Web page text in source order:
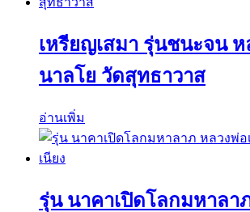
เหรียญเสมา รุ่นชนะจน
นาลโย วัดสุทธาวาส
อ่านเพิ่ม
รุ่น นาคาเปิดโลกมหาลา